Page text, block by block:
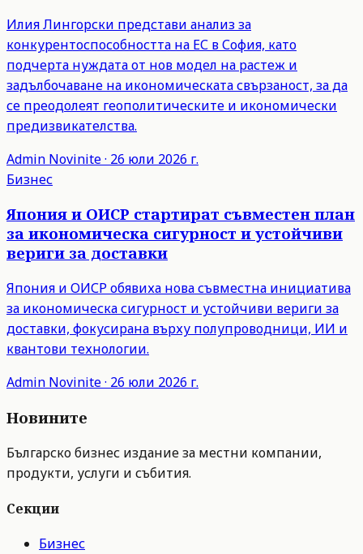
Илия Лингорски представи анализ за
конкурентоспособността на ЕС в София, като
подчерта нуждата от нов модел на растеж и
задълбочаване на икономическата свързаност, за да
се преодолеят геополитическите и икономически
предизвикателства.
Admin Novinite· 26 юли 2026 г.
Бизнес
Япония и ОИСР стартират съвместен план
за икономическа сигурност и устойчиви
вериги за доставки
Япония и ОИСР обявиха нова съвместна инициатива
за икономическа сигурност и устойчиви вериги за
доставки, фокусирана върху полупроводници, ИИ и
квантови технологии.
Admin Novinite· 26 юли 2026 г.
Новините
Българско бизнес издание за местни компании,
продукти, услуги и събития.
Секции
Бизнес